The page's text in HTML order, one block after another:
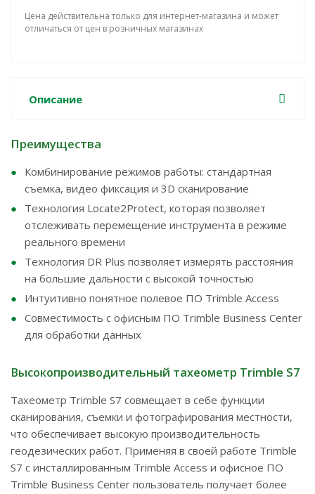
Цена действительна только для интернет-магазина и может
отличаться от цен в розничных магазинах
Описание
Преимущества
Комбинирование режимов работы: стандартная
съемка, видео фиксация и 3D сканирование
Технология Locate2Protect, которая позволяет
отслеживать перемещение инструмента в режиме
реального времени
Технология DR Plus позволяет измерять расстояния
на большие дальности с высокой точностью
Интуитивно понятное полевое ПО Trimble Access
Совместимость с офисным ПО Trimble Business Center
для обработки данных
Высокопроизводительный тахеометр Trimble S7
Тахеометр Trimble S7 совмещает в себе функции
сканирования, съемки и фотографирования местности,
что обеспечивает высокую производительность
геодезических работ. Применяя в своей работе Trimble
S7 с инсталлированным Trimble Access и офисное ПО
Trimble Business Center пользователь получает более